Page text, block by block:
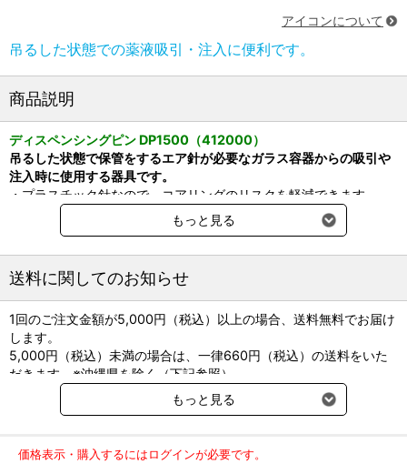
アイコンについて
吊るした状態での薬液吸引・注入に便利です。
商品説明
ディスペンシングピン DP1500（412000）
吊るした状態で保管をするエア針が必要なガラス容器からの吸引や
注入時に使用する器具です。
・プラスチック針なので、コアリングのリスクを軽減できます。
・高流量による注入・吸引が可能
・使い易いグリップ付エア通過ルート側に、0.3μmのエアフィルタ
・接続口には、クローズドバルブを内蔵。薬液漏れを防止します。
ディスペンシングピン DP3500L（413501）
吊るした状態で保管をするエア針不要のプラスチックボトル・バッ
クからの吸引や注入時に使用する器具です。
・プラスチック針なので、コアリングのリスクを軽減できます。
・高流量による注入・吸引が可能
・接続口には、クローズドバルブを内蔵。薬液漏れを防止します。
輸液バックやボトルのゴム栓部が小さい場合は、
もっと見る
送料に関してのお知らせ
1回のご注文金額が5,000円（税込）以上の場合、送料無料でお届け
します。
5,000円（税込）未満の場合は、一律660円（税込）の送料をいた
だきます。※沖縄県を除く（下記参照）
※2017年11月14日（火）より沖縄県へのお届けにつきましては、1
回のご注文金額（税込）が、30,000円以上で配送無料となります。
ご了承のほどよろしくお願い致します。
もっと見る
価格表示・購入するにはログインが必要です。